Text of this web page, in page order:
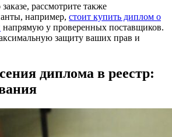
рассмотрите также
например, стоит купить диплом о
напрямую у проверенных поставщиков.
защиту ваших прав и
диплома в реестр: